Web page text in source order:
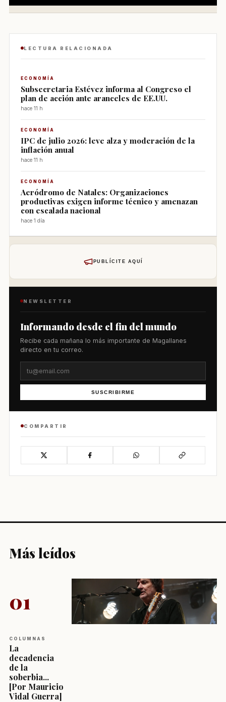
LECTURA RELACIONADA
ECONOMÍA
Subsecretaria Estévez informa al Congreso el
plan de acción ante aranceles de EE.UU.
hace 11 h
ECONOMÍA
IPC de julio 2026: leve alza y moderación de la
inflación anual
hace 11 h
ECONOMÍA
Aeródromo de Natales: Organizaciones
productivas exigen informe técnico y amenazan
con escalada nacional
hace 1 día
PUBLÍCITE AQUÍ
NEWSLETTER
Informando desde el fin del mundo
Recibe cada mañana lo más importante de Magallanes
directo en tu correo.
SUSCRIBIRME
COMPARTIR
Más leídos
01
COLUMNAS
La
decadencia
de la
soberbia...
[Por Mauricio
Vidal Guerra]